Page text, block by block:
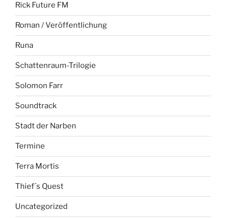
Rick Future FM
Roman / Veröffentlichung
Runa
Schattenraum-Trilogie
Solomon Farr
Soundtrack
Stadt der Narben
Termine
Terra Mortis
Thief´s Quest
Uncategorized